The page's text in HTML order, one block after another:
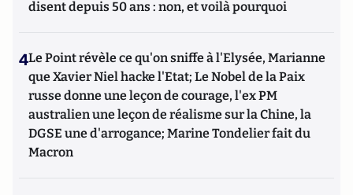
disent depuis 50 ans : non, et voilà pourquoi
4Le Point révèle ce qu'on sniffe à l'Elysée, Marianne
que Xavier Niel hacke l'Etat; Le Nobel de la Paix
russe donne une leçon de courage, l'ex PM
australien une leçon de réalisme sur la Chine, la
DGSE une d'arrogance; Marine Tondelier fait du
Macron